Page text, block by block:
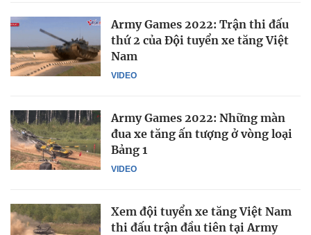
VIDEO
Army Games 2022: Trận thi đấu
thứ 2 của Đội tuyển xe tăng Việt
Nam
VIDEO
Army Games 2022: Những màn
đua xe tăng ấn tượng ở vòng loại
Bảng 1
Xem đội tuyển xe tăng Việt Nam
thi đấu trận đầu tiên tại Army